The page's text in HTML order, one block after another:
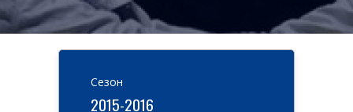
Cезон
2015-2016